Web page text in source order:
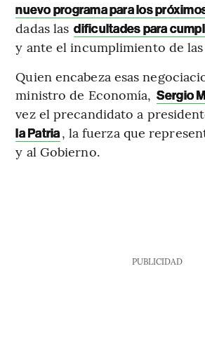
nuevo programa para los
dadas las dificultades para
y ante el incumplimiento de las
Quien encabeza esas
ministro de Economía, Sergio
vez el precandidato a
la Patria, la fuerza que
y al Gobierno.
PUBLICIDAD